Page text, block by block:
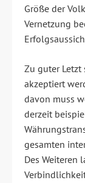
Größe der
Vernetzung
Zu guter
akzeptiert
davon muss
derzeit
gesamten
Des Weiteren